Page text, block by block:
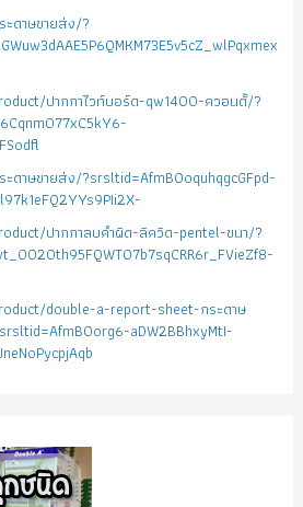
ดาษขายส่ง/?
ปากกาไวท์บอร์ด-qw1400-ควอนตั้/?
าษขายส่ง/?srsltid=AfmBOoquhqgcGFpd-
ปากกาลบคำผิด-ลิควิด-pentel-ขนา/?
double-a-report-sheet-กระดาษ
aDW2BBhxyMtI-